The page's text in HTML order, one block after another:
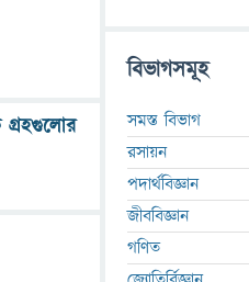
গ্রহগুলোর
বিভাগসমূহ
সমস্ত বিভাগ
রসায়ন
পদার্থবিজ্ঞান
জীববিজ্ঞান
গণিত